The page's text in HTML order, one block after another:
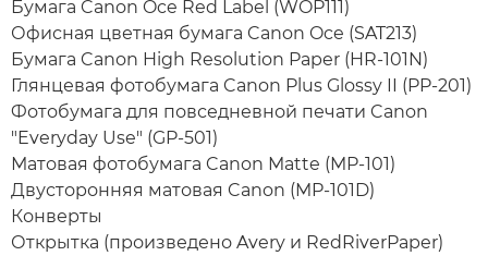
Бумага Canon Oce Red Label (WOP111)
Офисная цветная бумага Canon Oce (SAT213)
Бумага Canon High Resolution Paper (HR-101N)
Глянцевая фотобумага Canon Plus Glossy II (PP-201)
Фотобумага для повседневной печати Canon
"Everyday Use" (GP-501)
Матовая фотобумага Canon Matte (MP-101)
Двусторонняя матовая Canon (MP-101D)
Конверты
Открытка (произведено Avery и RedRiverPaper)